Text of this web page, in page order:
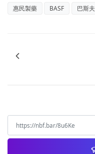
惠民製藥 BASF 巴斯夫